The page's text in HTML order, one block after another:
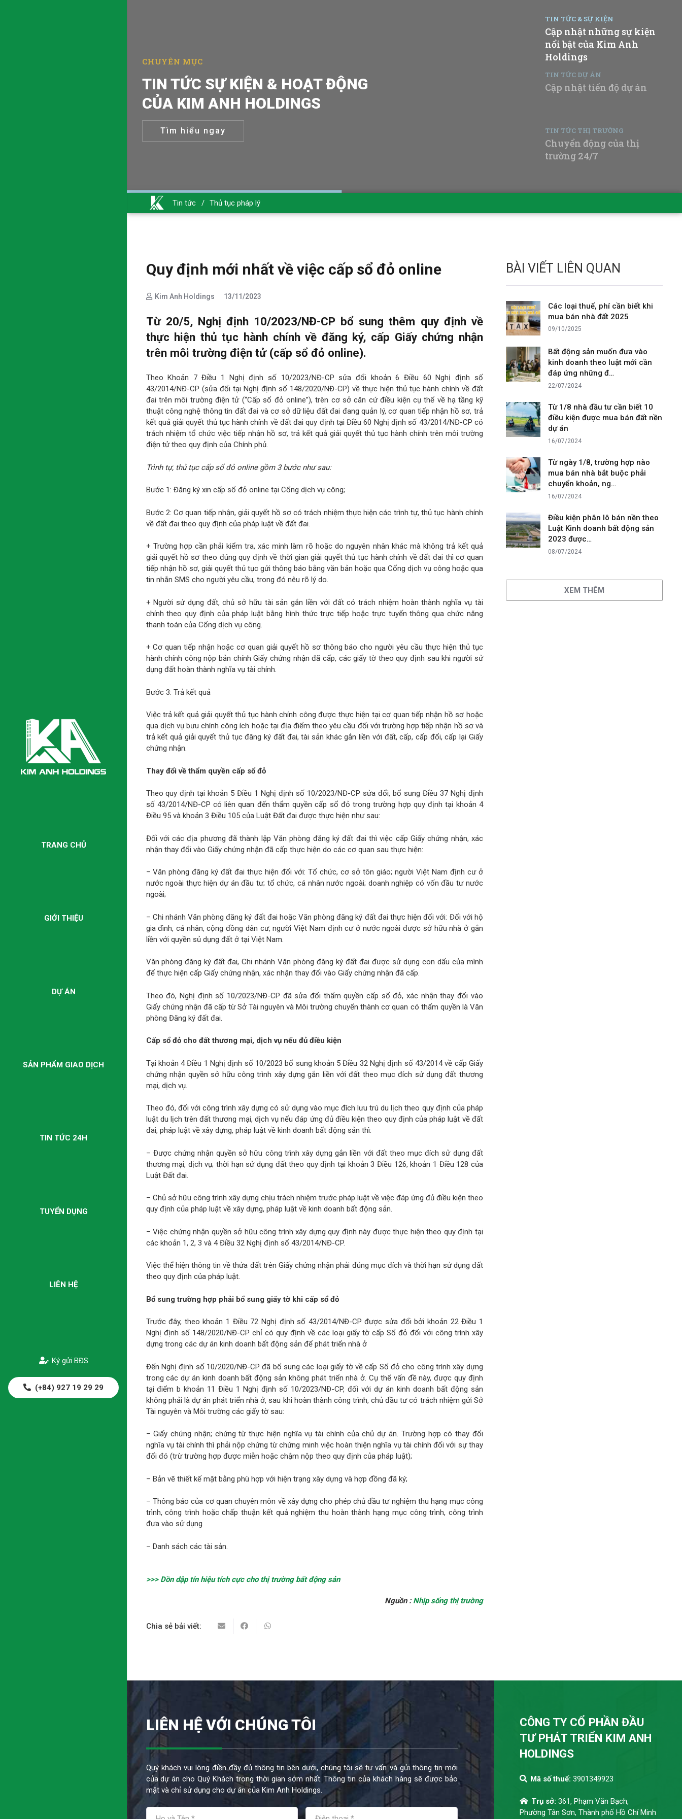
TRANG CHỦ
GIỚI THIỆU
DỰ ÁN
SẢN PHẨM GIAO DỊCH
TIN TỨC 24H
TUYỂN DỤNG
LIÊN HỆ
Ký gửi BĐS
(+84) 927 19 29 29
TIN TỨC & SỰ KIỆN
Cập nhật những sự kiện
nổi bật của Kim Anh
Holdings
TIN TỨC DỰ ÁN
Cập nhật tiến độ dự án
TIN TỨC THỊ TRƯỜNG
Chuyển động của thị
trường 24/7
TIN TỨC SỰ KIỆN & HOẠT ĐỘNG
CỦA KIM ANH HOLDINGS
CHUYÊN MỤC
Tìm hiểu ngay
Tin tức / Thủ tục pháp lý
Quy định mới nhất về việc cấp sổ đỏ online
Kim Anh Holdings 13/11/2023
Từ 20/5, Nghị định 10/2023/NĐ-CP bổ sung thêm quy định về
thực hiện thủ tục hành chính về đăng ký, cấp Giấy chứng nhận
trên môi trường điện tử (cấp sổ đỏ online).
Theo Khoản 7 Điều 1 Nghị định số 10/2023/NĐ-CP sửa đổi khoản 6 Điều 60 Nghị định số
43/2014/NĐ-CP (sửa đổi tại Nghị định số 148/2020/NĐ-CP) về thực hiện thủ tục hành chính về đất
đai trên môi trường điện tử (“Cấp sổ đỏ online”), trên cơ sở căn cứ điều kiện cụ thể về hạ tầng kỹ
thuật công nghệ thông tin đất đai và cơ sở dữ liệu đất đai đang quản lý, cơ quan tiếp nhận hồ sơ, trả
kết quả giải quyết thủ tục hành chính về đất đai quy định tại Điều 60 Nghị định số 43/2014/NĐ-CP có
trách nhiệm tổ chức việc tiếp nhận hồ sơ, trả kết quả giải quyết thủ tục hành chính trên môi trường
điện tử theo quy định của Chính phủ.
Trình tự, thủ tục cấp sổ đỏ online gồm 3 bước như sau:
Bước 1: Đăng ký xin cấp sổ đỏ online tại Cổng dịch vụ công;
Bước 2: Cơ quan tiếp nhận, giải quyết hồ sơ có trách nhiệm thực hiện các trình tự, thủ tục hành chính
về đất đai theo quy định của pháp luật về đất đai.
+ Trường hợp cần phải kiểm tra, xác minh làm rõ hoặc do nguyên nhân khác mà không trả kết quả
giải quyết hồ sơ theo đúng quy định về thời gian giải quyết thủ tục hành chính về đất đai thì cơ quan
tiếp nhận hồ sơ, giải quyết thủ tục gửi thông báo bằng văn bản hoặc qua Cổng dịch vụ công hoặc qua
tin nhắn SMS cho người yêu cầu, trong đó nêu rõ lý do.
+ Người sử dụng đất, chủ sở hữu tài sản gắn liền với đất có trách nhiệm hoàn thành nghĩa vụ tài
chính theo quy định của pháp luật bằng hình thức trực tiếp hoặc trực tuyến thông qua chức năng
thanh toán của Cổng dịch vụ công.
+ Cơ quan tiếp nhận hoặc cơ quan giải quyết hồ sơ thông báo cho người yêu cầu thực hiện thủ tục
hành chính công nộp bản chính Giấy chứng nhận đã cấp, các giấy tờ theo quy định sau khi người sử
dụng đất hoàn thành nghĩa vụ tài chính.
Bước 3: Trả kết quả
Việc trả kết quả giải quyết thủ tục hành chính công được thực hiện tại cơ quan tiếp nhận hồ sơ hoặc
qua dịch vụ bưu chính công ích hoặc tại địa điểm theo yêu cầu đối với trường hợp tiếp nhận hồ sơ và
trả kết quả giải quyết thủ tục đăng ký đất đai, tài sản khác gắn liền với đất, cấp, cấp đổi, cấp lại Giấy
chứng nhận.
Thay đổi về thẩm quyền cấp sổ đỏ
Theo quy định tại khoản 5 Điều 1 Nghị định số 10/2023/NĐ-CP sửa đổi, bổ sung Điều 37 Nghị định
số 43/2014/NĐ-CP có liên quan đến thẩm quyền cấp sổ đỏ trong trường hợp quy định tại khoản 4
Điều 95 và khoản 3 Điều 105 của Luật Đất đai được thực hiện như sau:
Đối với các địa phương đã thành lập Văn phòng đăng ký đất đai thì việc cấp Giấy chứng nhận, xác
nhận thay đổi vào Giấy chứng nhận đã cấp thực hiện do các cơ quan sau thực hiện:
– Văn phòng đăng ký đất đai thực hiện đối với: Tổ chức, cơ sở tôn giáo; người Việt Nam định cư ở
nước ngoài thực hiện dự án đầu tư; tổ chức, cá nhân nước ngoài; doanh nghiệp có vốn đầu tư nước
ngoài;
– Chi nhánh Văn phòng đăng ký đất đai hoặc Văn phòng đăng ký đất đai thực hiện đối với: Đối với hộ
gia đình, cá nhân, cộng đồng dân cư, người Việt Nam định cư ở nước ngoài được sở hữu nhà ở gắn
liền với quyền sủ dụng đất ở tại Việt Nam.
Văn phòng đăng ký đất đai, Chi nhánh Văn phòng đăng ký đất đai được sử dụng con dấu của mình
để thực hiện cấp Giấy chứng nhận, xác nhận thay đổi vào Giấy chứng nhận đã cấp.
Theo đó, Nghị định số 10/2023/NĐ-CP đã sửa đổi thẩm quyền cấp sổ đỏ, xác nhận thay đổi vào
Giấy chứng nhận đã cấp từ Sở Tài nguyên và Môi trường chuyển thành cơ quan có thẩm quyền là Văn
phòng Đăng ký đất đai.
Cấp sổ đỏ cho đất thương mại, dịch vụ nếu đủ điều kiện
Tại khoản 4 Điều 1 Nghị định số 10/2023 bổ sung khoản 5 Điều 32 Nghị định số 43/2014 về cấp Giấy
chứng nhận quyền sở hữu công trình xây dựng gắn liền với đất theo mục đích sử dụng đất thương
mại, dịch vụ.
Theo đó, đối với công trình xây dựng có sử dụng vào mục đích lưu trú du lịch theo quy định của pháp
luật du lịch trên đất thương mại, dịch vụ nếu đáp ứng đủ điều kiện theo quy định của pháp luật về đất
đai, pháp luật về xây dựng, pháp luật về kinh doanh bất động sản thì:
– Được chứng nhận quyền sở hữu công trình xây dựng gắn liền với đất theo mục đích sử dụng đất
thương mại, dịch vụ; thời hạn sử dụng đất theo quy định tại khoản 3 Điều 126, khoản 1 Điều 128 của
Luật Đất đai.
– Chủ sở hữu công trình xây dựng chịu trách nhiệm trước pháp luật về việc đáp ứng đủ điều kiện theo
quy định của pháp luật về xây dựng, pháp luật về kinh doanh bất động sản.
– Việc chứng nhận quyền sở hữu công trình xây dựng quy định này được thực hiện theo quy định tại
các khoản 1, 2, 3 và 4 Điều 32 Nghị định số 43/2014/NĐ-CP.
Việc thể hiện thông tin về thửa đất trên Giấy chứng nhận phải đúng mục đích và thời hạn sử dụng đất
theo quy định của pháp luật.
Bổ sung trường hợp phải bổ sung giấy tờ khi cấp sổ đỏ
Trước đây, theo khoản 1 Điều 72 Nghị định số 43/2014/NĐ-CP được sửa đổi bởi khoản 22 Điều 1
Nghị định số 148/2020/NĐ-CP chỉ có quy định về các loại giấy tờ cấp Sổ đỏ đối với công trình xây
dựng trong các dự án kinh doanh bất động sản để phát triển nhà ở
Đến Nghị định số 10/2020/NĐ-CP đã bổ sung các loại giấy tờ về cấp Sổ đỏ cho công trình xây dựng
trong các dự án kinh doanh bất động sản không phát triển nhà ở. Cụ thể vấn đề này, được quy định
tại điểm b khoản 11 Điều 1 Nghị định số 10/2023/NĐ-CP, đối với dự án kinh doanh bất động sản
không phải là dự án phát triển nhà ở, sau khi hoàn thành công trình, chủ đầu tư có trách nhiệm gửi Sở
Tài nguyên và Môi trường các giấy tờ sau:
– Giấy chứng nhận; chứng từ thực hiện nghĩa vụ tài chính của chủ dự án. Trường hợp có thay đổi
nghĩa vụ tài chính thì phải nộp chứng từ chứng minh việc hoàn thiện nghĩa vụ tài chính đối với sự thay
đổi đó (trừ trường hợp được miễn hoặc chậm nộp theo quy định của pháp luật);
– Bản vẽ thiết kế mặt bằng phù hợp với hiện trạng xây dựng và hợp đồng đã ký;
– Thông báo của cơ quan chuyên môn về xây dựng cho phép chủ đầu tư nghiệm thu hạng mục công
trình, công trình hoặc chấp thuận kết quả nghiệm thu hoàn thành hạng mục công trình, công trình
đưa vào sử dụng
– Danh sách các tài sản.
>>> Dồn dập tín hiệu tích cực cho thị trường bất động sản
Nguồn : Nhịp sống thị trường
Chia sẻ bải viết:
BÀI VIẾT LIÊN QUAN
Các loại thuế, phí cần biết khi
mua bán nhà đất 2025
09/10/2025
Bất động sản muốn đưa vào
kinh doanh theo luật mới cần
đáp ứng những đ…
22/07/2024
Từ 1/8 nhà đầu tư cần biết 10
điều kiện được mua bán đất nền
dự án
16/07/2024
Từ ngày 1/8, trường hợp nào
mua bán nhà bắt buộc phải
chuyển khoản, ng…
16/07/2024
Điều kiện phân lô bán nền theo
Luật Kinh doanh bất động sản
2023 được…
08/07/2024
XEM THÊM
LIÊN HỆ VỚI CHÚNG TÔI
Quý khách vui lòng điền đầy đủ thông tin bên dưới, chúng tôi sẽ tư vấn và gửi thông tin mới
của dự án cho Quý Khách trong thời gian sớm nhất. Thông tin của khách hàng sẽ được bảo
mật và chỉ sử dụng cho dự án của Kim Anh Holdings.
CÔNG TY CỔ PHẦN ĐẦU
TƯ PHÁT TRIỂN KIM ANH
HOLDINGS
Mã số thuế:3901349923
Trụ sở:361, Phạm Văn Bạch,
Phường Tân Sơn, Thành phố Hồ Chí Minh